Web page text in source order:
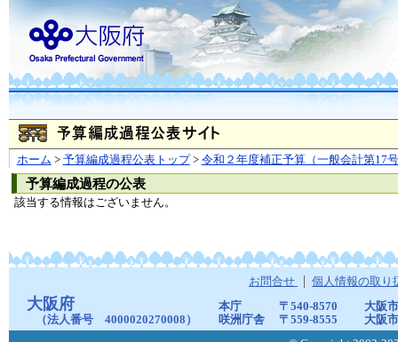
ホーム > 予算編成過程公表トップ> 令和２年度補正予算（一般会計第17
予算編成過程の公表
該当する情報はございません。
お問合せ 個人情報の取り
大阪府
（法人番号 4000020270008）
本庁 〒540-8570
大阪
咲洲庁舎
〒559-8555
大阪